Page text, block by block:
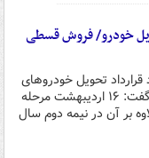
خودرو/ فروش قسطی
قرارداد تحویل خودروهای
ثبت نام شده خبر داد و گفت: ۱۶ اردیبهشت مرحله
بر آن در نیمه دوم سال